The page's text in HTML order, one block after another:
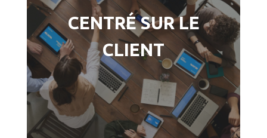
CENTRÉ SUR LE
CLIENT
d'assurance mutuelles
servent les intérêts des
clients, pas ceux des
actionnaires.